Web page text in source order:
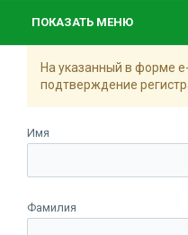
ПОКАЗАТЬ МЕНЮ
На указанный в форме
подтверждение
Имя
Фамилия